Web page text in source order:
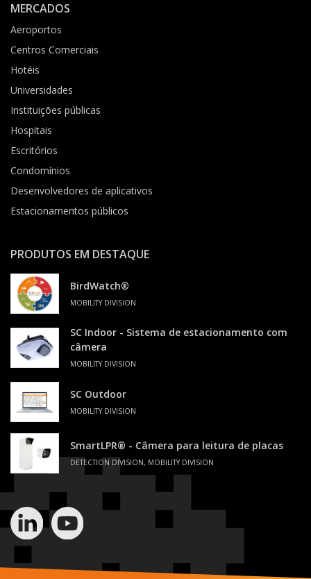
MERCADOS
Aeroportos
Centros Comerciais
Hotéis
Universidades
Instituições públicas
Hospitais
Escritórios
Condomínios
Desenvolvedores de aplicativos
Estacionamentos públicos
PRODUTOS EM DESTAQUE
BirdWatch®
MOBILITY DIVISION
SC Indoor - Sistema de estacionamento com
câmera
MOBILITY DIVISION
SC Outdoor
MOBILITY DIVISION
SmartLPR® - Câmera para leitura de placas
DETECTION DIVISION, MOBILITY DIVISION